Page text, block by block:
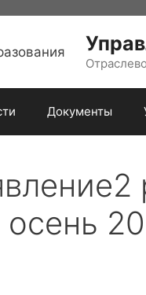
Документы